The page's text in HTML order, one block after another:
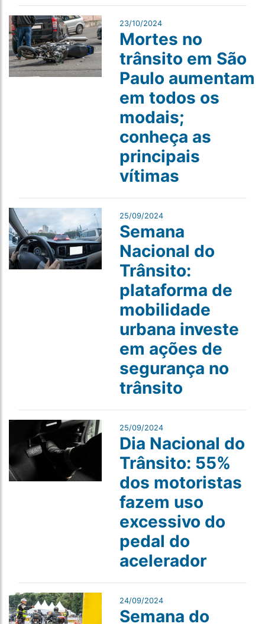
23/10/2024
Mortes no
trânsito em São
Paulo aumentam
em todos os
modais;
conheça as
principais
vítimas
25/09/2024
Semana
Nacional do
Trânsito:
plataforma de
mobilidade
urbana investe
em ações de
segurança no
trânsito
25/09/2024
Dia Nacional do
Trânsito: 55%
dos motoristas
fazem uso
excessivo do
pedal do
acelerador
24/09/2024
Semana do